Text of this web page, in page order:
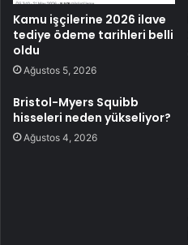
Kamu işçilerine 2026 ilave
tediye ödeme tarihleri belli
oldu
Ağustos 5, 2026
Bristol-Myers Squibb
hisseleri neden yükseliyor?
Ağustos 4, 2026